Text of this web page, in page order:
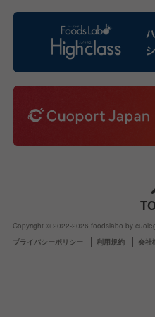
Copyright © 2022-2026 foodslabo by
プライバシーポリシー
利用規約 会社